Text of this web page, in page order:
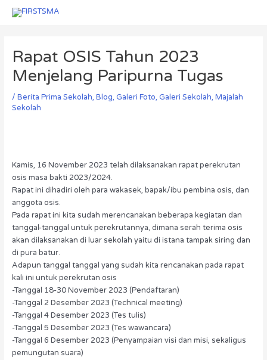
Rapat OSIS Tahun 2023
Menjelang Paripurna Tugas
/ Berita Prima Sekolah, Blog, Galeri Foto, Galeri Sekolah, Majalah
Sekolah
Kamis, 16 November 2023 telah dilaksanakan rapat perekrutan
osis masa bakti 2023/2024.
Rapat ini dihadiri oleh para wakasek, bapak/ibu pembina osis, dan
anggota osis.
Pada rapat ini kita sudah merencanakan beberapa kegiatan dan
tanggal-tanggal untuk perekrutannya, dimana serah terima osis
akan dilaksanakan di luar sekolah yaitu di istana tampak siring dan
di pura batur.
Adapun tanggal tanggal yang sudah kita rencanakan pada rapat
kali ini untuk perekrutan osis
-Tanggal 18-30 November 2023 (Pendaftaran)
-Tanggal 2 Desember 2023 (Technical meeting)
-Tanggal 4 Desember 2023 (Tes tulis)
-Tanggal 5 Desember 2023 (Tes wawancara)
-Tanggal 6 Desember 2023 (Penyampaian visi dan misi, sekaligus
pemungutan suara)